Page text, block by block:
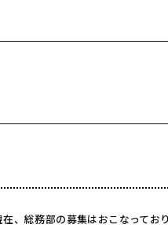
、総務部の募集はおこなってお